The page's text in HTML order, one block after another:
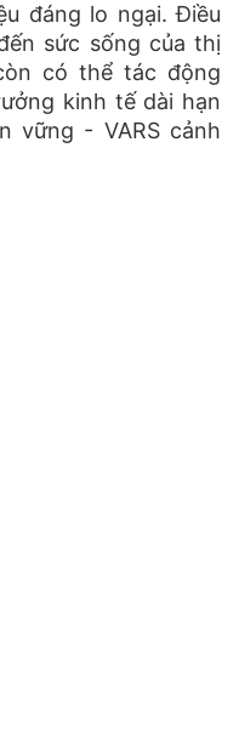
đáng lo ngại. Điều
sức sống của thị
có thể tác động
kinh tế dài hạn
vững - VARS cảnh